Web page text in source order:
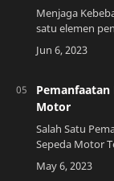
Menjaga
satu elemen
demokrasi.
memastikan
Pemanfaatan
Motor
Salah Satu
Sepeda Motor
pada sepeda
beberapa